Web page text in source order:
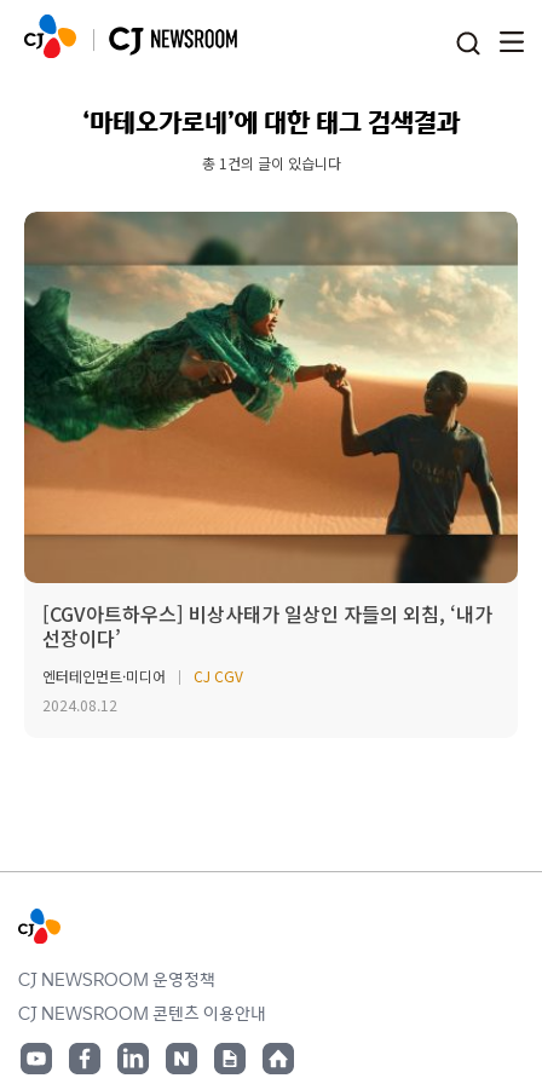
‘마테오가로네’에 대한 태그 검색결과
총 1건의 글이 있습니다
[CGV아트하우스] 비상사태가 일상인 자들의 외침, ‘내가
선장이다’
엔터테인먼트·미디어
CJ CGV
2024.08.12
CJ NEWSROOM 운영정책
CJ NEWSROOM 콘텐츠 이용안내